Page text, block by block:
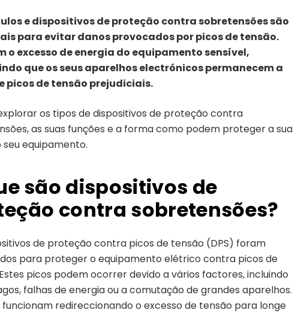
e dispositivos de proteção contra sobretensões são
para evitar danos provocados por picos de tensão.
o excesso de energia do equipamento sensível,
que os seus aparelhos electrónicos permanecem a
picos de tensão prejudiciais.
os tipos de dispositivos de proteção contra
as suas funções e a forma como podem proteger a sua
seu equipamento.
são dispositivos de
contra sobretensões?
de proteção contra picos de tensão (DPS) foram
para proteger o equipamento elétrico contra picos de
picos podem ocorrer devido a vários factores, incluindo
falhas de energia ou a comutação de grandes aparelhos.
funcionam redireccionando o excesso de tensão para longe